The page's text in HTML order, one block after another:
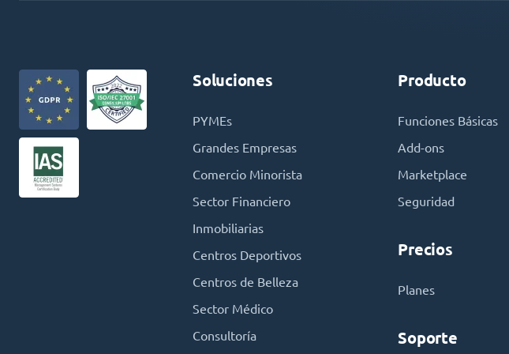
Soluciones
PYMEs
Grandes Empresas
Comercio Minorista
Sector Financiero
Inmobiliarias
Centros Deportivos
Centros de Belleza
Sector Médico
Consultoría
Producto
Funciones Básicas
Add-ons
Marketplace
Seguridad
Precios
Planes
Soporte